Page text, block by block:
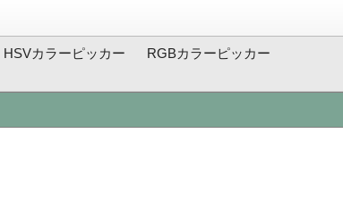
HSVカラーピッカー
RGBカラーピッカー